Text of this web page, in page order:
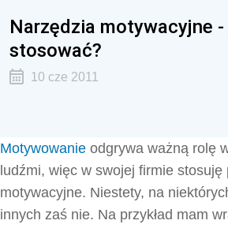
Narzędzia motywacyjne -
stosować?
10 cze 2011
Motywowanie odgrywa ważną rolę
ludźmi, więc w swojej firmie
motywacyjne. Niestety, na
innych zaś nie. Na przykład mam